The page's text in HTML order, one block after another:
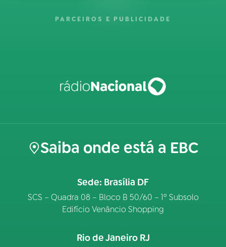
PARCEIROS E PUBLICIDADE
Saiba onde está a EBC
Sede: Brasília DF
SCS – Quadra 08 – Bloco B 50/60 – 1º Subsolo
Edifício Venâncio Shopping
Rio de Janeiro RJ